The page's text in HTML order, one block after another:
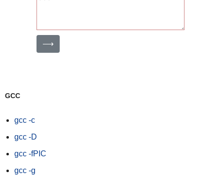
⟶
GCC
gcc -c
gcc -D
gcc -fPIC
gcc -g